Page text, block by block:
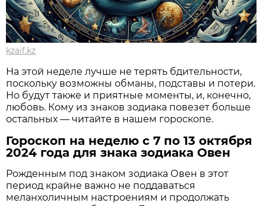
kzaif.kz
На этой неделе лучше не терять бдительности,
поскольку возможны обманы, подставы и потери.
Но будут также и приятные моменты, и, конечно,
любовь. Кому из знаков зодиака повезет больше
остальных — читайте в нашем гороскопе.
Гороскоп на неделю с 7 по 13 октября
2024 года для знака зодиака Овен
Рожденным под знаком зодиака Овен в этот
период крайне важно не поддаваться
меланхоличным настроениям и продолжать